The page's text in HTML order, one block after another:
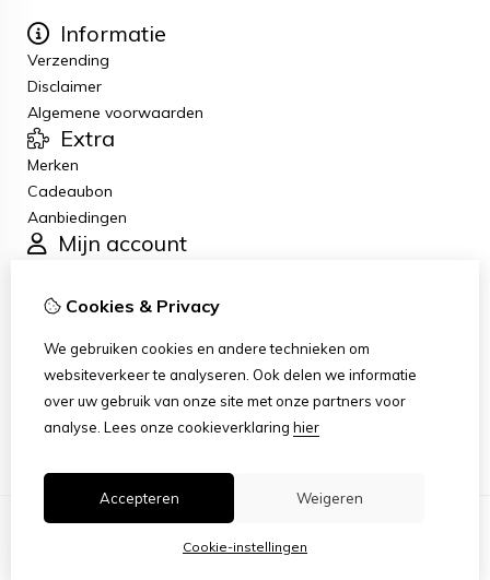
Informatie
Verzending
Disclaimer
Algemene voorwaarden
Extra
Merken
Cadeaubon
Aanbiedingen
Mijn account
Bestelhistorie
Klantenservice
Contact
Retourneren
Sitemap
Cookies & Privacy
We gebruiken cookies en andere technieken om
websiteverkeer te analyseren. Ook delen we informatie
over uw gebruik van onze site met onze partners voor
analyse. Lees onze cookieverklaring hier
Accepteren Weigeren
Cookie-instellingen